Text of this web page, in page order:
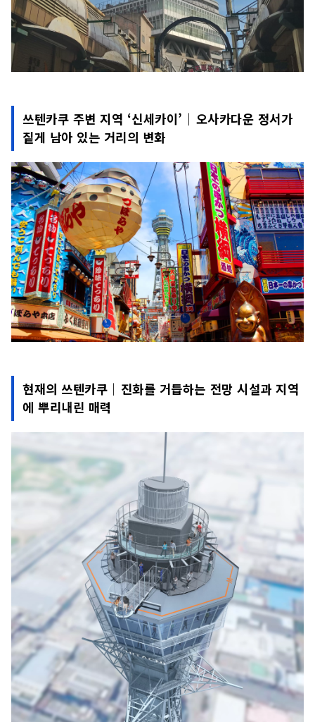
쓰텐카쿠 주변 지역 ‘신세카이’｜오사카다운 정서가
짙게 남아 있는 거리의 변화
현재의 쓰텐카쿠｜진화를 거듭하는 전망 시설과 지역
에 뿌리내린 매력